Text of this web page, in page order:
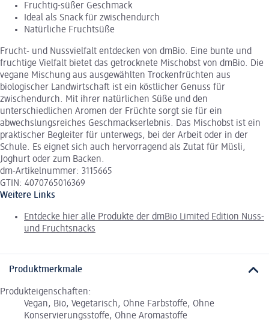
Fruchtig-süßer Geschmack
Ideal als Snack für zwischendurch
Natürliche Fruchtsüße
Frucht- und Nussvielfalt entdecken von dmBio. Eine bunte und
fruchtige Vielfalt bietet das getrocknete Mischobst von dmBio. Die
vegane Mischung aus ausgewählten Trockenfrüchten aus
biologischer Landwirtschaft ist ein köstlicher Genuss für
zwischendurch. Mit ihrer natürlichen Süße und den
unterschiedlichen Aromen der Früchte sorgt sie für ein
abwechslungsreiches Geschmackserlebnis. Das Mischobst ist ein
praktischer Begleiter für unterwegs, bei der Arbeit oder in der
Schule. Es eignet sich auch hervorragend als Zutat für Müsli,
Joghurt oder zum Backen.
dm-Artikelnummer: 3115665
GTIN: 4070765016369
Weitere Links
Entdecke hier alle Produkte der dmBio Limited Edition Nuss-
und Fruchtsnacks
Produktmerkmale
Produkteigenschaften:
Vegan, Bio, Vegetarisch, Ohne Farbstoffe, Ohne
Konservierungsstoffe, Ohne Aromastoffe